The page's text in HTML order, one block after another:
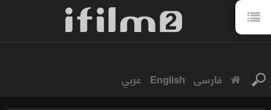
فارسی English عربي